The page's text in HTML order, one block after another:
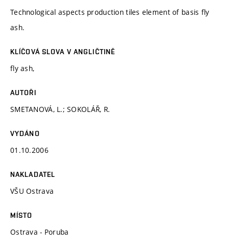
Technological aspects production tiles element of basis fly
ash.
KLÍČOVÁ SLOVA V ANGLIČTINĚ
fly ash,
AUTOŘI
SMETANOVÁ, L.; SOKOLÁŘ, R.
VYDÁNO
01.10.2006
NAKLADATEL
VŠU Ostrava
MÍSTO
Ostrava - Poruba